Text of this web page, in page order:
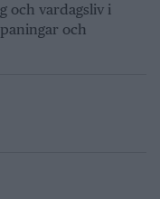
och vardagsliv i
och